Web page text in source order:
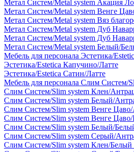
Метал Систем/Metal system Акация
Метал Систем/Metal system Венге
Метал Систем/Metal system Вяз
Метал Систем/Metal system Дуб
Метал Систем/Metal system Дуб
Метал Систем/Metal system Белый/
Мебель для персонала Эстетика/
Эстетика/Estetica Капучино/Латте
Эстетика/Estetica Сатин/Латте
Мебель для персонала Слим Систем/
Слим Систем/Slim system Клен/
Слим Систем/Slim system Белый/
Слим Систем/Slim system Венге
Слим Систем/Slim system Венге
Слим Систем/Slim system Белый/
Слим Систем/Slim system Серый/
Слим Систем/Slim system Клен/Белый